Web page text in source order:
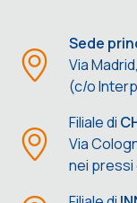
Sede
Via
(c/o
Filiale di
Via
nei pressi